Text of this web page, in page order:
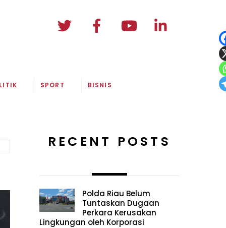
SPORT BISNIS
RECENT POSTS
Polda Riau Belum
Tuntaskan Dugaan
Perkara Kerusakan
Lingkungan oleh Korporasi